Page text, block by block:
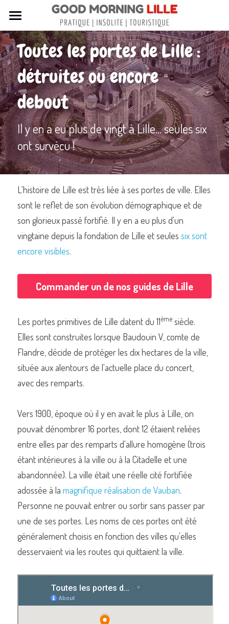
Tous nos articles
Sortir à Lille
Lille de A à Z
Nos livres sur Lille
Lille insolite et secret
Street Art à Lille
Contactez-nous
Rechercher
Commander un de nos livres sur Lille
Toutes les portes de Lille :
détruites ou encore
debout
Il y en a eu plus de vingt à Lille... seules six
ont survécu !
L'histoire de Lille est très liée à ses portes de ville. Elles
sont le reflet de son évolution démographique et de
son glorieux passé fortifié. Il y en a eu plus d'un
vingtaine depuis la fondation de Lille et seules six sont
encore visibles.
Commander un de nos guides de Lille
Les portes primitives de Lille datent du 11ème siècle.
Elles sont construites lorsque Baudouin V, comte de
Flandre, décide de protéger les dix hectares de la ville,
située aux alentours de l'actuelle place du concert,
avec des remparts.
Vers 1900, époque où il y en avait le plus à Lille, on
pouvait dénombrer 16 portes, dont 12 étaient reliées
entre elles par des remparts d'allure homogène (trois
étant intérieures à la ville ou à la Citadelle et une
abandonnée). La ville était une réelle cité fortifiée
adossée à la magnifique réalisation de Vauban.
Personne ne pouvait entrer ou sortir sans passer par
une de ses portes. Les noms de ces portes ont été
généralement choisis en fonction des villes qu'elles
desservaient via les routes qui quittaient la ville.